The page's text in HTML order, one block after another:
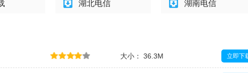
湖北电信 湖南电信
大小： 36.3M 立即下